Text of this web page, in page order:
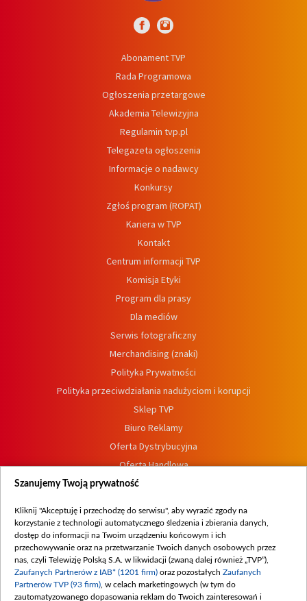
Abonament TVP
Rada Programowa
Ogłoszenia przetargowe
Akademia Telewizyjna
Regulamin tvp.pl
Telegazeta ogłoszenia
Informacje o nadawcy
Konkursy
Zgłoś program (ROPAT)
Kariera w TVP
Kontakt
Centrum informacji TVP
Komisja Etyki
Program dla prasy
Dla mediów
Serwis fotograficzny
Merchandising (znaki)
Polityka Prywatności
Polityka przeciwdziałania nadużyciom i korupcji
Sklep TVP
Biuro Reklamy
Oferta Dystrybucyjna
Oferta Handlowa
Dostępność
Procedura zgłoszeń wewnętrznych
Szanujemy Twoją prywatność
Kliknij "Akceptuję i przechodzę do serwisu", aby wyrazić zgody na
korzystanie z technologii automatycznego śledzenia i zbierania danych,
dostęp do informacji na Twoim urządzeniu końcowym i ich
przechowywanie oraz na przetwarzanie Twoich danych osobowych przez
nas, czyli Telewizję Polską S.A. w likwidacji (zwaną dalej również „TVP”),
Zaufanych Partnerów z IAB* (1201 firm) oraz pozostałych Zaufanych
Partnerów TVP (93 firm) , w celach marketingowych (w tym do
zautomatyzowanego dopasowania reklam do Twoich zainteresowań i